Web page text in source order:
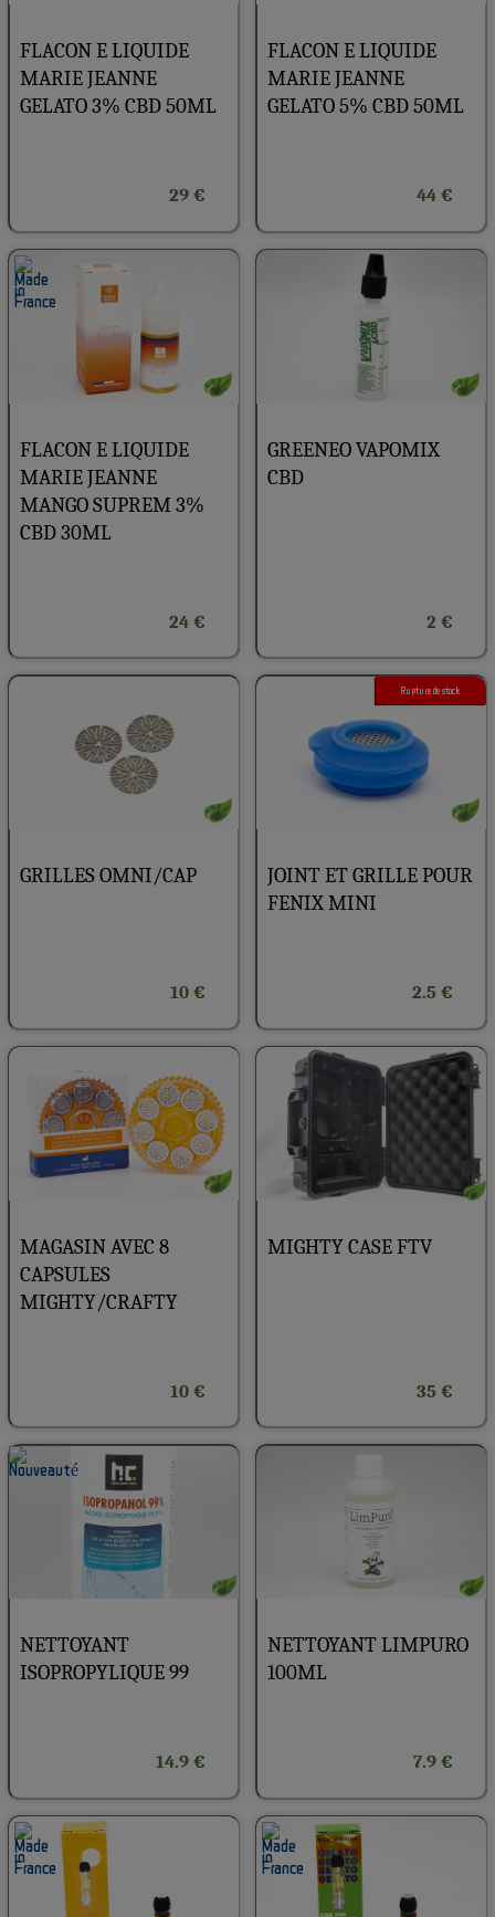
FLACON E LIQUIDE
MARIE JEANNE
GELATO 3% CBD 50ML
29 €
FLACON E LIQUIDE
MARIE JEANNE
GELATO 5% CBD 50ML
44 €
FLACON E LIQUIDE
MARIE JEANNE
MANGO SUPREM 3%
CBD 30ML
24 €
GREENEO VAPOMIX
CBD
2 €
GRILLES OMNI/CAP
10 €
Rupture de stock
JOINT ET GRILLE POUR
FENIX MINI
2.5 €
MAGASIN AVEC 8
CAPSULES
MIGHTY/CRAFTY
10 €
MIGHTY CASE FTV
35 €
NETTOYANT
ISOPROPYLIQUE 99
14.9 €
NETTOYANT LIMPURO
100ML
7.9 €